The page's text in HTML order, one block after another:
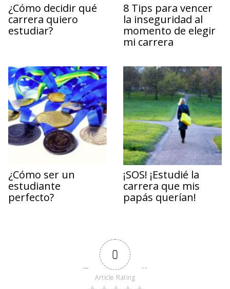
¿Cómo decidir qué
carrera quiero
estudiar?
8 Tips para vencer
la inseguridad al
momento de elegir
mi carrera
¿Cómo ser un
estudiante
perfecto?
¡SOS! ¡Estudié la
carrera que mis
papás querían!
0
Article Rating